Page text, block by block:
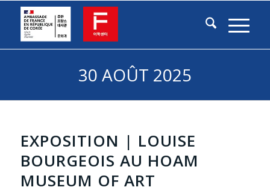
30 AOÛT 2025
EXPOSITION | LOUISE
BOURGEOIS AU HOAM
MUSEUM OF ART